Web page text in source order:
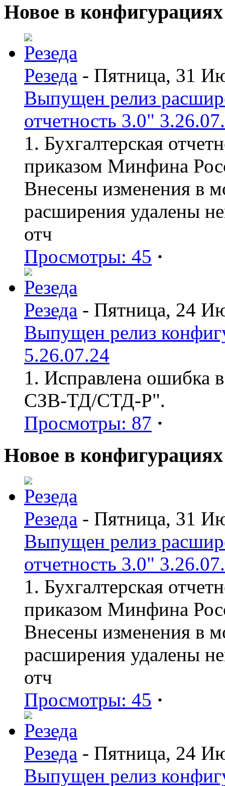
Новое в конфигурациях
Резеда - Пятница, 31
Выпущен релиз
отчетность 3.0"
1. Бухгалтерская
приказом Минфина
Внесены изменения в
расширения удалены
отч
Просмотры: 45 ·
Резеда - Пятница, 24
Выпущен релиз
5.26.07.24
1. Исправлена ошибка
СЗВ-ТД/СТД-Р".
Просмотры: 87 ·
Новое в конфигурациях
Резеда - Пятница, 31
Выпущен релиз
отчетность 3.0"
1. Бухгалтерская
приказом Минфина
Внесены изменения в
расширения удалены
отч
Просмотры: 45 ·
Резеда - Пятница, 24
Выпущен релиз